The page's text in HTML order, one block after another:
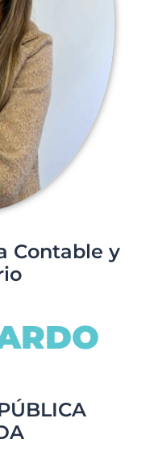
Contable y